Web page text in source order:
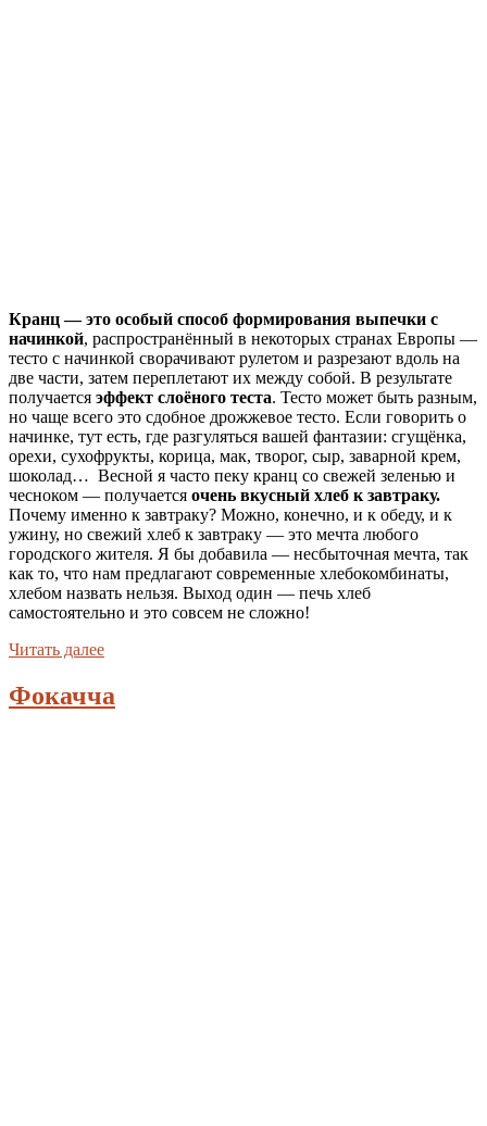
Кранц — это особый способ формирования выпечки с
начинкой, распространённый в некоторых странах Европы —
тесто с начинкой сворачивают рулетом и разрезают вдоль на
две части, затем переплетают их между собой. В результате
получается эффект слоёного теста. Тесто может быть разным,
но чаще всего это сдобное дрожжевое тесто. Если говорить о
начинке, тут есть, где разгуляться вашей фантазии: сгущёнка,
орехи, сухофрукты, корица, мак, творог, сыр, заварной крем,
шоколад… Весной я часто пеку кранц со свежей зеленью и
чесноком — получается очень вкусный хлеб к завтраку.
Почему именно к завтраку? Можно, конечно, и к обеду, и к
ужину, но свежий хлеб к завтраку — это мечта любого
городского жителя. Я бы добавила — несбыточная мечта, так
как то, что нам предлагают современные хлебокомбинаты,
хлебом назвать нельзя. Выход один — печь хлеб
самостоятельно и это совсем не сложно!
Читать далее
Фокачча